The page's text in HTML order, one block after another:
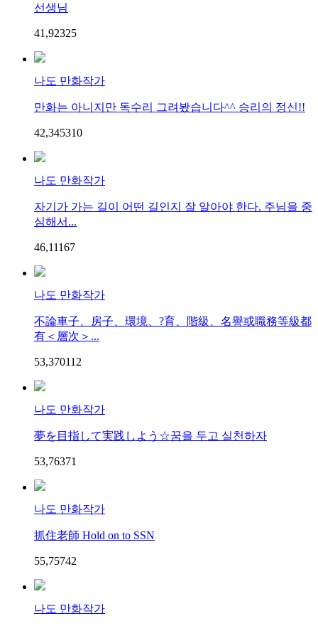
선생님
41,92325
나도 만화작가
만화는 아니지만 독수리 그려봤습니다^^ 승리의 정신!!
42,345310
나도 만화작가
자기가 가는 길이 어떤 길인지 잘 알아야 한다. 주님을 중
심해서...
46,11167
나도 만화작가
不論車子、房子、環境、?育、階級、名譽或職務等級都
有＜層次＞...
53,37011 2
나도 만화작가
夢を目指して実践しよう☆꿈을 두고 실천하자
53,76371
나도 만화작가
抓住老師 Hold on to SSN
55,75742
나도 만화작가